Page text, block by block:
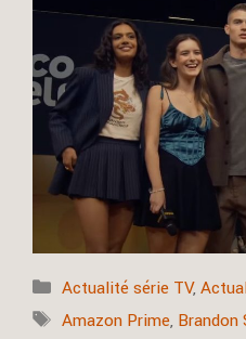
Catégories
Actualité série TV,
Étiquettes
Amazon Prime, Brandon